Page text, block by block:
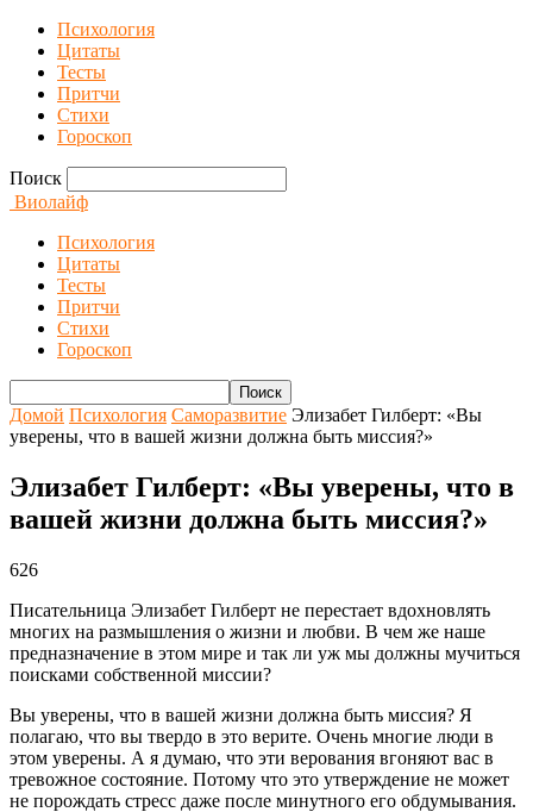
Психология
Цитаты
Тесты
Притчи
Стихи
Гороскоп
Поиск
Виолайф
Психология
Цитаты
Тесты
Притчи
Стихи
Гороскоп
Домой Психология Саморазвитие Элизабет Гилберт: «Вы
уверены, что в вашей жизни должна быть миссия?»
Элизабет Гилберт: «Вы уверены, что в
вашей жизни должна быть миссия?»
626
Писательница Элизабет Гилберт не перестает вдохновлять
многих на размышления о жизни и любви. В чем же наше
предназначение в этом мире и так ли уж мы должны мучиться
поисками собственной миссии?
Вы уверены, что в вашей жизни должна быть миссия? Я
полагаю, что вы твердо в это верите. Очень многие люди в
этом уверены. А я думаю, что эти верования вгоняют вас в
тревожное состояние. Потому что это утверждение не может
не порождать стресс даже после минутного его обдумывания.